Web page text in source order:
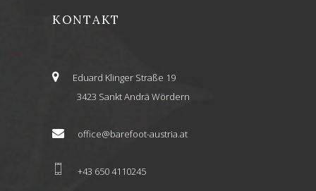
KONTAKT
Eduard Klinger Straße 19
3423 Sankt Andrä Wördern
office@barefoot-austria.at
+43 650 4110245